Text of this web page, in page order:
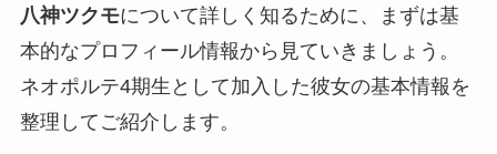
八神ツクモについて詳しく知るために、まずは基
本的なプロフィール情報から見ていきましょう。
ネオポルテ4期生として加入した彼女の基本情報を
整理してご紹介します。